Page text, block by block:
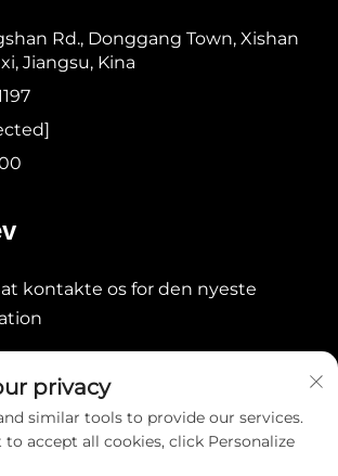
Rd., Donggang Town, Xishan
Jiangsu, Kina
kontakte os for den nyeste
privacy
similar tools to provide our services.
accept all cookies, click Personalize